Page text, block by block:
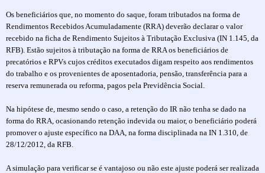
Os beneficiários que, no momento do saque, foram tributados na forma de
Rendimentos Recebidos Acumuladamente (RRA) deverão declarar o valor
recebido na ficha de Rendimento Sujeitos à Tributação Exclusiva (IN 1.145, da
RFB). Estão sujeitos à tributação na forma de RRA os beneficiários de
precatórios e RPVs cujos créditos executados digam respeito aos rendimentos
do trabalho e os provenientes de aposentadoria, pensão, transferência para a
reserva remunerada ou reforma, pagos pela Previdência Social.
Na hipótese de, mesmo sendo o caso, a retenção do IR não tenha se dado na
forma do RRA, ocasionando retenção indevida ou maior, o beneficiário poderá
promover o ajuste específico na DAA, na forma disciplinada na IN 1.310, de
28/12/2012, da RFB.
A simulação para verificar se é vantajoso ou não este ajuste poderá ser realizada